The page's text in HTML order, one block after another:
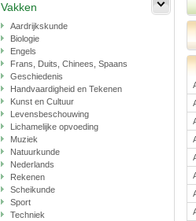
Vakken
Aardrijkskunde
Biologie
Engels
Frans, Duits, Chinees, Spaans
Geschiedenis
Handvaardigheid en Tekenen
Kunst en Cultuur
Levensbeschouwing
Lichamelijke opvoeding
Muziek
Natuurkunde
Nederlands
Rekenen
Scheikunde
Sport
Techniek